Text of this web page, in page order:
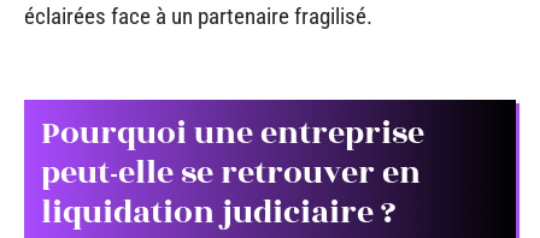
éclairées face à un partenaire fragilisé.
Pourquoi une entreprise
peut-elle se retrouver en
liquidation judiciaire ?